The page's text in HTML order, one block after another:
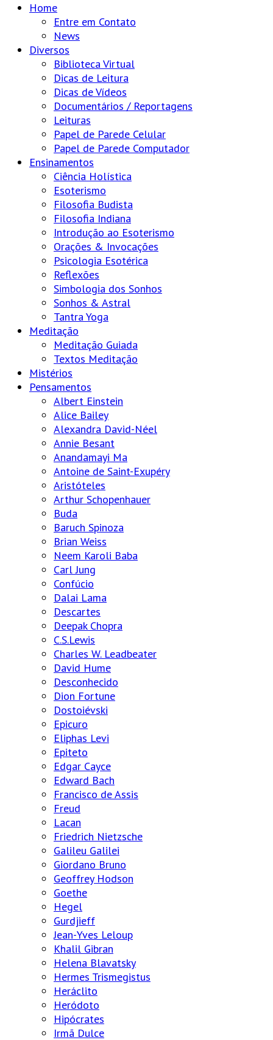
Home
Entre em Contato
News
Diversos
Biblioteca Virtual
Dicas de Leitura
Dicas de Vídeos
Documentários / Reportagens
Leituras
Papel de Parede Celular
Papel de Parede Computador
Ensinamentos
Ciência Holística
Esoterismo
Filosofia Budista
Filosofia Indiana
Introdução ao Esoterismo
Orações & Invocações
Psicologia Esotérica
Reflexões
Simbologia dos Sonhos
Sonhos & Astral
Tantra Yoga
Meditação
Meditação Guiada
Textos Meditação
Mistérios
Pensamentos
Albert Einstein
Alice Bailey
Alexandra David-Néel
Annie Besant
Anandamayi Ma
Antoine de Saint-Exupéry
Aristóteles
Arthur Schopenhauer
Buda
Baruch Spinoza
Brian Weiss
Neem Karoli Baba
Carl Jung
Confúcio
Dalai Lama
Descartes
Deepak Chopra
C.S.Lewis
Charles W. Leadbeater
David Hume
Desconhecido
Dion Fortune
Dostoiévski
Epicuro
Eliphas Levi
Epiteto
Edgar Cayce
Edward Bach
Francisco de Assis
Freud
Lacan
Friedrich Nietzsche
Galileu Galilei
Giordano Bruno
Geoffrey Hodson
Goethe
Hegel
Gurdjieff
Jean-Yves Leloup
Khalil Gibran
Helena Blavatsky
Hermes Trismegistus
Heráclito
Heródoto
Hipócrates
Irmã Dulce